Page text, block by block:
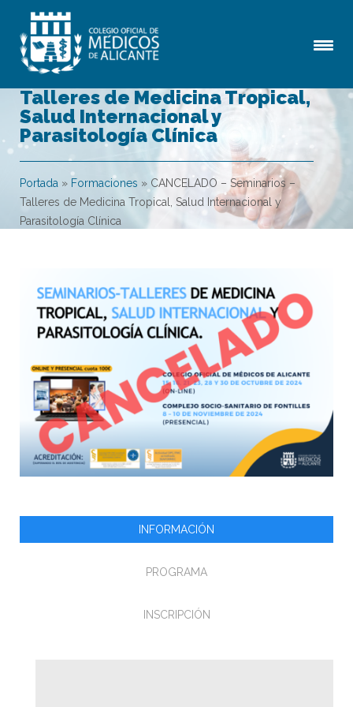
CANCELADO – Seminarios –
Talleres de Medicina Tropical,
Salud Internacional y
Parasitología Clínica
Portada » Formaciones » CANCELADO – Seminarios –
Talleres de Medicina Tropical, Salud Internacional y
Parasitología Clínica
INFORMACIÓN
PROGRAMA
INSCRIPCIÓN